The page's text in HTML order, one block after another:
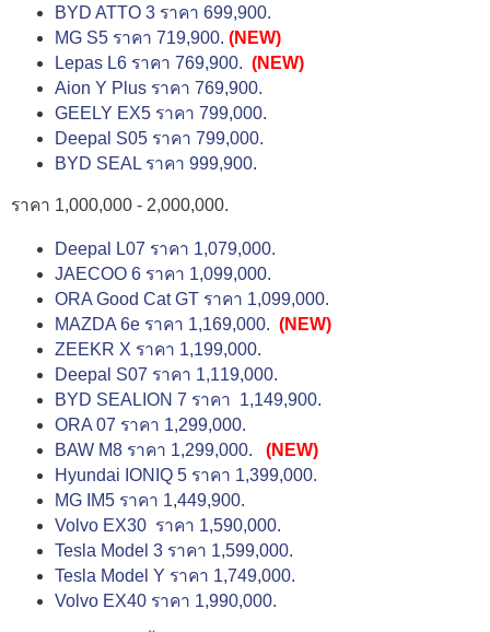
BYD ATTO 3 ราคา 699,900.
MG S5 ราคา 719,900. (NEW)
Lepas L6 ราคา 769,900. (NEW)
Aion Y Plus ราคา 769,900.
GEELY EX5 ราคา 799,000.
Deepal S05 ราคา 799,000.
BYD SEAL ราคา 999,900.
ราคา 1,000,000 - 2,000,000.
Deepal L07 ราคา 1,079,000.
JAECOO 6 ราคา 1,099,000.
ORA Good Cat GT ราคา 1,099,000.
MAZDA 6e ราคา 1,169,000. (NEW)
ZEEKR X ราคา 1,199,000.
Deepal S07 ราคา 1,119,000.
BYD SEALION 7 ราคา 1,149,900.
ORA 07 ราคา 1,299,000.
BAW M8 ราคา 1,299,000.
(NEW)
Hyundai IONIQ 5 ราคา 1,399,000.
MG IM5 ราคา 1,449,900.
Volvo EX30 ราคา 1,590,000.
Tesla Model 3 ราคา 1,599,000.
Tesla Model Y ราคา 1,749,000.
Volvo EX40 ราคา 1,990,000.